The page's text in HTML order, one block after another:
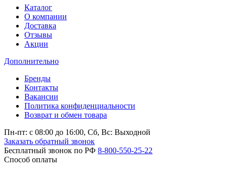
Каталог
О компании
Доставка
Отзывы
Акции
Дополнительно
Бренды
Контакты
Вакансии
Политика конфиденциальности
Возврат и обмен товара
Пн-пт: c 08:00 до 16:00, Сб, Вс: Выходной
Заказать обратный звонок
Бесплатный звонок по РФ 8-800-550-25-22
Способ оплаты